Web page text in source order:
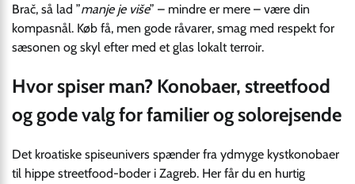
Brač, så lad ”manje je više” – mindre er mere – være din
kompasnål. Køb få, men gode råvarer, smag med respekt for
sæsonen og skyl efter med et glas lokalt terroir.
Hvor spiser man? Konobaer, streetfood
og gode valg for familier og solorejsende
Det kroatiske spiseunivers spænder fra ydmyge kystkonobaer
til hippe streetfood-boder i Zagreb. Her får du en hurtig